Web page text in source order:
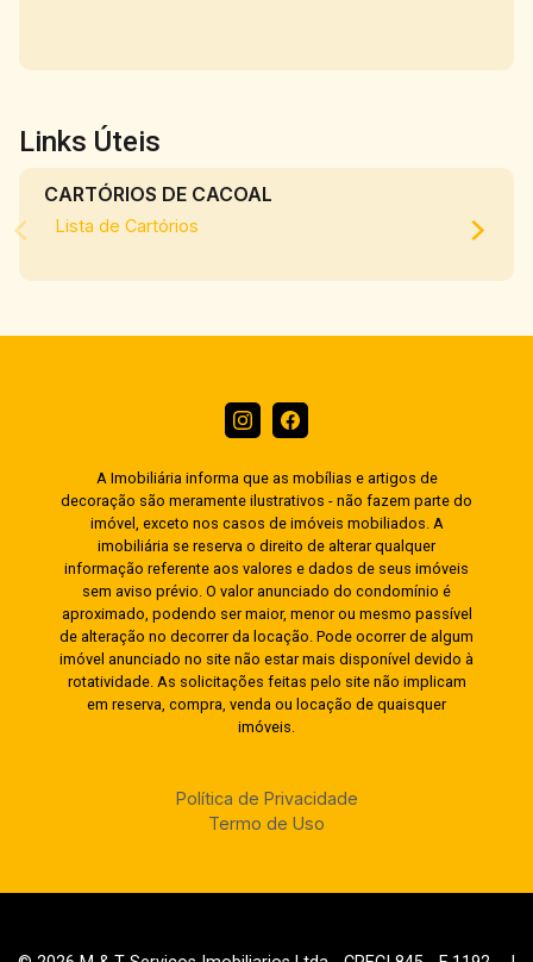
Links Úteis
CARTÓRIOS DE CACOAL
Lista de Cartórios
A Imobiliária informa que as mobílias e artigos de
decoração são meramente ilustrativos - não fazem parte do
imóvel, exceto nos casos de imóveis mobiliados. A
imobiliária se reserva o direito de alterar qualquer
informação referente aos valores e dados de seus imóveis
sem aviso prévio. O valor anunciado do condomínio é
aproximado, podendo ser maior, menor ou mesmo passível
de alteração no decorrer da locação. Pode ocorrer de algum
imóvel anunciado no site não estar mais disponível devido à
rotatividade. As solicitações feitas pelo site não implicam
em reserva, compra, venda ou locação de quaisquer
imóveis.
Política de Privacidade
Termo de Uso